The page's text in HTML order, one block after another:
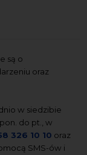
są o
oraz
w siedzibie
do pt., w
326 10 10 oraz
SMS-ów i